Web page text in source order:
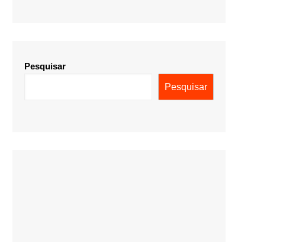
Pesquisar
Pesquisar